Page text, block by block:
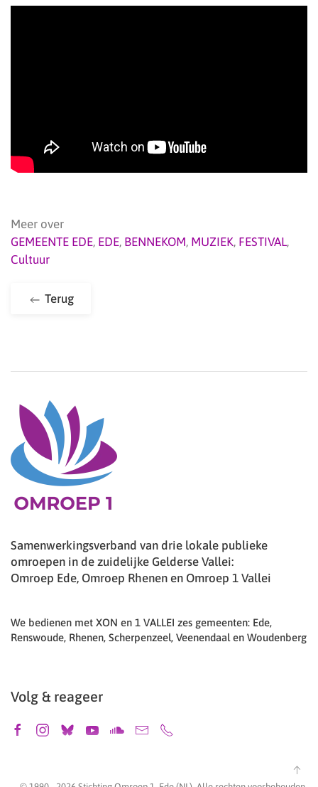
Meer over
GEMEENTE EDE, EDE, BENNEKOM, MUZIEK, FESTIVAL,
Cultuur
Terug
Samenwerkingsverband van drie lokale publieke
omroepen in de zuidelijke Gelderse Vallei:
Omroep Ede, Omroep Rhenen en Omroep 1 Vallei
We bedienen met XON en 1 VALLEI zes gemeenten: Ede,
Renswoude, Rhenen, Scherpenzeel, Veenendaal en Woudenberg
Volg & reageer